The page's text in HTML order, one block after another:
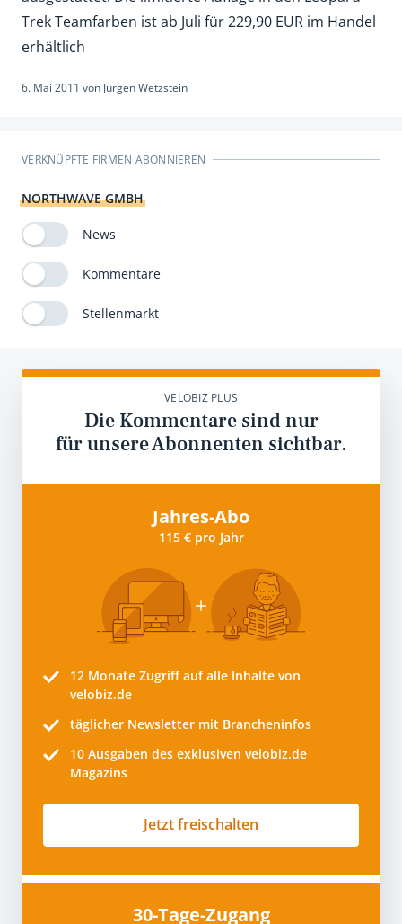
Trek Teamfarben ist ab Juli für 229,90 EUR im Handel
erhältlich
6. Mai 2011 von Jürgen Wetzstein
VERKNÜPFTE FIRMEN ABONNIEREN
NORTHWAVE GMBH
News
Kommentare
Stellenmarkt
VELOBIZ PLUS
Die Kommentare sind nur
für unsere Abonnenten sichtbar.
Jahres-Abo
115 € pro Jahr
12 Monate Zugriff auf alle Inhalte von
velobiz.de
täglicher Newsletter mit Brancheninfos
10 Ausgaben des exklusiven velobiz.de
Magazins
Jetzt freischalten
30-Tage-Zugang